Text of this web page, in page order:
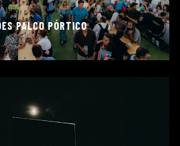
PALCO PÓRTICO